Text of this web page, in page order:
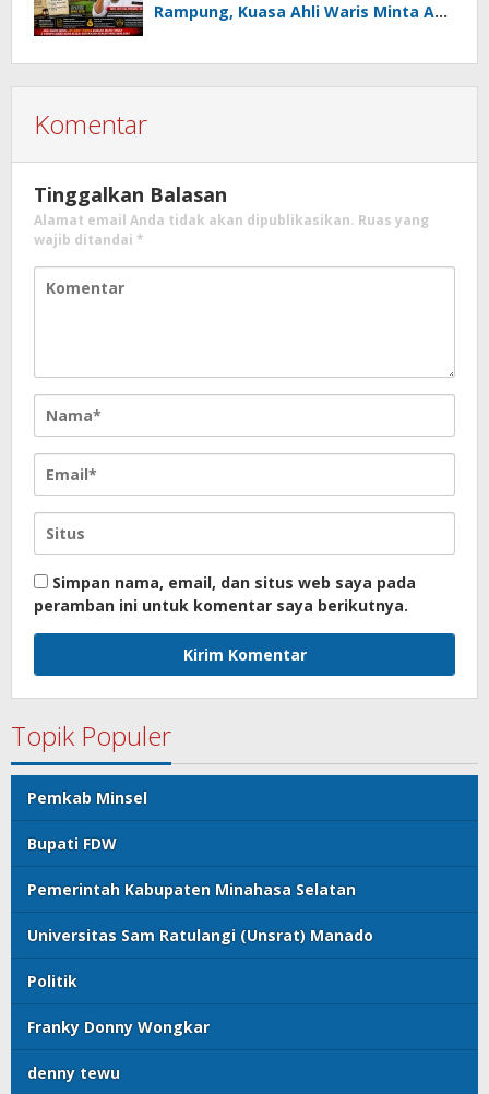
Rampung, Kuasa Ahli Waris Minta APH
Komentar
Tinggalkan Balasan
Alamat email Anda tidak akan dipublikasikan. Ruas yang
wajib ditandai *
Simpan nama, email, dan situs web saya pada
peramban ini untuk komentar saya berikutnya.
Topik Populer
Pemkab Minsel
Bupati FDW
Pemerintah Kabupaten Minahasa Selatan
Universitas Sam Ratulangi (Unsrat) Manado
Politik
Franky Donny Wongkar
denny tewu